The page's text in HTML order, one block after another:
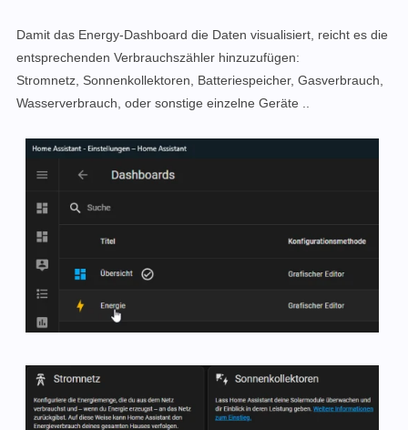
Damit das Energy-Dashboard die Daten visualisiert, reicht es die
entsprechenden Verbrauchszähler hinzuzufügen:
Stromnetz, Sonnenkollektoren, Batteriespeicher, Gasverbrauch,
Wasserverbrauch, oder sonstige einzelne Geräte ..